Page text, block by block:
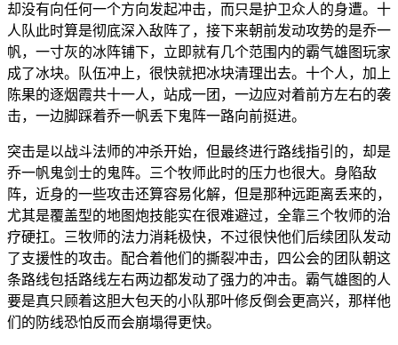
却没有向任何一个方向发起冲击，而只是护卫众人的身遭。十
人队此时算是彻底深入敌阵了，接下来朝前发动攻势的是乔一
帆，一寸灰的冰阵铺下，立即就有几个范围内的霸气雄图玩家
成了冰块。队伍冲上，很快就把冰块清理出去。十个人，加上
陈果的逐烟霞共十一人，站成一团，一边应对着前方左右的袭
击，一边脚踩着乔一帆丢下鬼阵一路向前挺进。
突击是以战斗法师的冲杀开始，但最终进行路线指引的，却是
乔一帆鬼剑士的鬼阵。三个牧师此时的压力也很大。身陷敌
阵，近身的一些攻击还算容易化解，但是那种远距离丢来的，
尤其是覆盖型的地图炮技能实在很难避过，全靠三个牧师的治
疗硬扛。三牧师的法力消耗极快，不过很快他们后续团队发动
了支援性的攻击。配合着他们的撕裂冲击，四公会的团队朝这
条路线包括路线左右两边都发动了强力的冲击。霸气雄图的人
要是真只顾着这胆大包天的小队那叶修反倒会更高兴，那样他
们的防线恐怕反而会崩塌得更快。